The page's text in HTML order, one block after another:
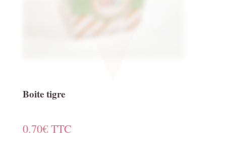
Boite tigre
0.70€ TTC